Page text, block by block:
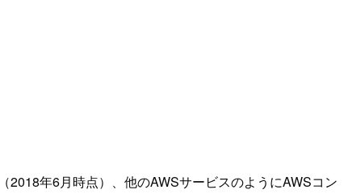
年6月時点）、他のAWSサービスのようにAWSコン